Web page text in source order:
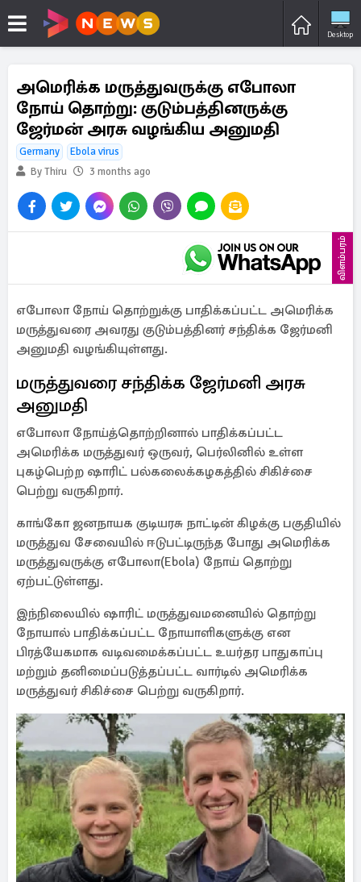
Desktop
அமெரிக்க மருத்துவருக்கு எபோலா
நோய் தொற்று: குடும்பத்தினருக்கு
ஜேர்மன் அரசு வழங்கிய அனுமதி
Germany
Ebola virus
By Thiru
3 months ago
விளம்பரம்
எபோலா நோய் தொற்றுக்கு பாதிக்கப்பட்ட அமெரிக்க
மருத்துவரை அவரது குடும்பத்தினர் சந்திக்க ஜேர்மனி
அனுமதி வழங்கியுள்ளது.
மருத்துவரை சந்திக்க ஜேர்மனி அரசு
அனுமதி
எபோலா நோய்த்தொற்றினால் பாதிக்கப்பட்ட
அமெரிக்க மருத்துவர் ஒருவர், பெர்லினில் உள்ள
புகழ்பெற்ற ஷாரிட் பல்கலைக்கழகத்தில் சிகிச்சை
பெற்று வருகிறார்.
காங்கோ ஜனநாயக குடியரசு நாட்டின் கிழக்கு பகுதியில்
மருத்துவ சேவையில் ஈடுபட்டிருந்த போது அமெரிக்க
மருத்துவருக்கு எபோலா(Ebola) நோய் தொற்று
ஏற்பட்டுள்ளது.
இந்நிலையில் ஷாரிட் மருத்துவமனையில் தொற்று
நோயால் பாதிக்கப்பட்ட நோயாளிகளுக்கு என
பிரத்யேகமாக வடிவமைக்கப்பட்ட உயர்தர பாதுகாப்பு
மற்றும் தனிமைப்படுத்தப்பட்ட வார்டில் அமெரிக்க
மருத்துவர் சிகிச்சை பெற்று வருகிறார்.